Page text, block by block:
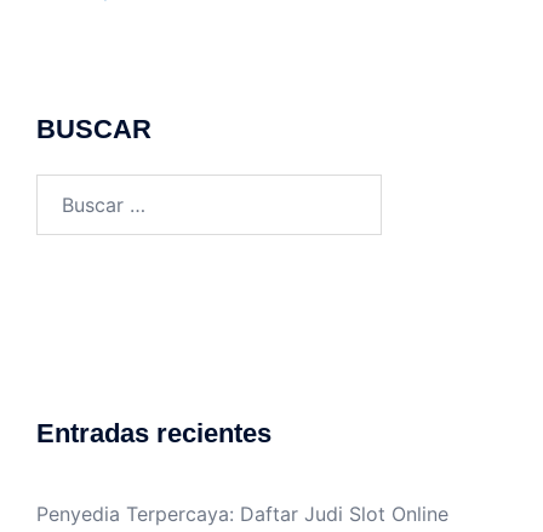
BUSCAR
Entradas recientes
Penyedia Terpercaya: Daftar Judi Slot Online